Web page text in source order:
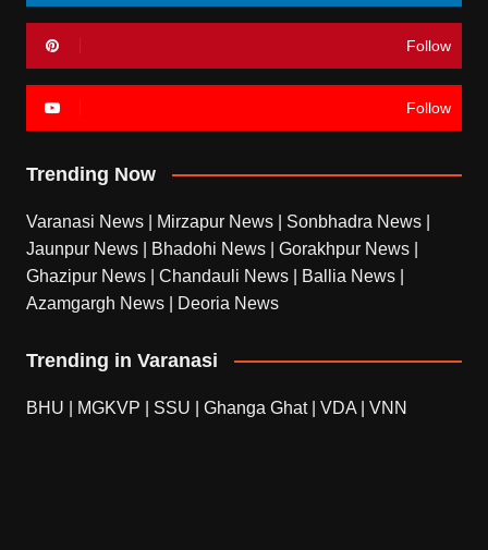
Follow
Follow
Trending Now
Varanasi News Mirzapur News Sonbhadra News
Jaunpur News
Bhadohi News Gorakhpur News
Ghazipur News
Chandauli News Ballia News
Azamgargh News
Deoria News
Trending in Varanasi
BHU MGKVP SSU Ghanga Ghat| VDA VNN